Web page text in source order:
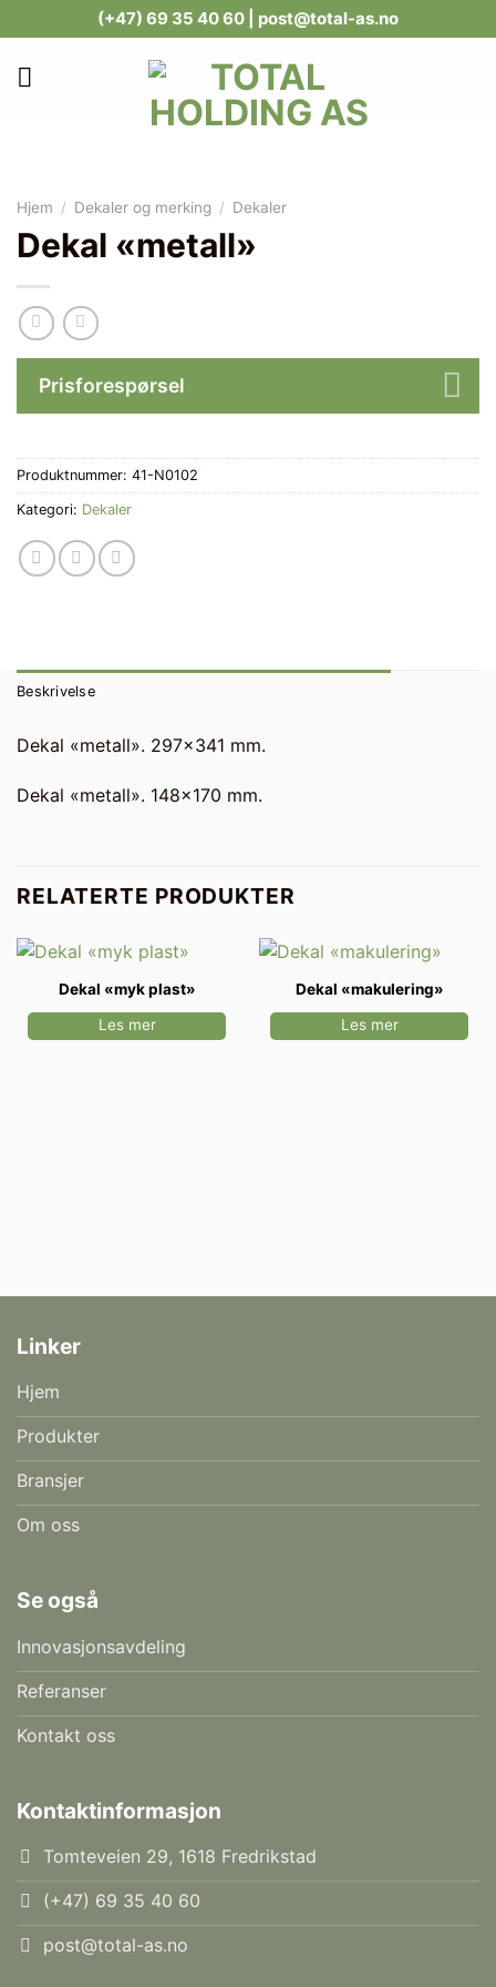
to
content
(+47) 69 35 40 60 | post@total-as.no
Hjem / Dekaler og merking / Dekaler
Dekal «metall»
Prisforespørsel
Produktnummer: 41-N0102
Kategori: Dekaler
Beskrivelse
Dekal «metall». 297×341 mm.
Dekal «metall». 148×170 mm.
RELATERTE PRODUKTER
Dekal «myk plast»
Les mer
Dekal «makulering»
Les mer
Linker
Hjem
Produkter
Bransjer
Om oss
Se også
Innovasjonsavdeling
Referanser
Kontakt oss
Kontaktinformasjon
Tomteveien 29, 1618 Fredrikstad
(+47) 69 35 40 60
post@total-as.no